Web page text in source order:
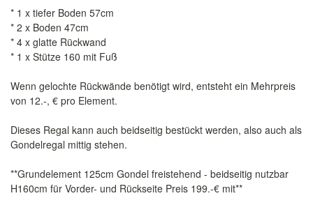
* 1 x tiefer Boden 57cm
* 2 x Boden 47cm
* 4 x glatte Rückwand
* 1 x Stütze 160 mit Fuß
Wenn gelochte Rückwände benötigt wird, entsteht ein Mehrpreis
von 12.-, € pro Element.
Dieses Regal kann auch beidseitig bestückt werden, also auch als
Gondelregal mittig stehen.
**Grundelement 125cm Gondel freistehend - beidseitig nutzbar
H160cm für Vorder- und Rückseite Preis 199.-€ mit**